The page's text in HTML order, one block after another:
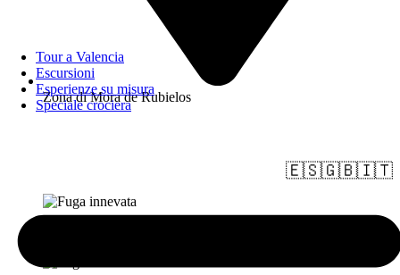
Tour a Valencia
Escursioni
Esperienze su misura
Speciale crociera
Zona di Mora de Rubielos
🇪🇸🇬🇧🇮🇹